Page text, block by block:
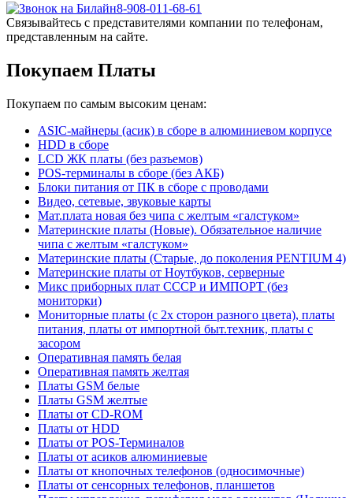
8-908-011-68-61
Связывайтесь с представителями компании по телефонам,
представленным на сайте.
Покупаем Платы
Покупаем по самым высоким ценам:
ASIC-майнеры (асик) в сборе в алюминиевом корпусе
HDD в сборе
LCD ЖК платы (без разъемов)
POS-терминалы в сборе (без АКБ)
Блоки питания от ПК в сборе с проводами
Видео, сетевые, звуковые карты
Мат.плата новая без чипа с желтым «галстуком»
Материнские платы (Новые). Обязательное наличие
чипа с желтым «галстуком»
Материнские платы (Старые, до поколения PENTIUM 4)
Материнские платы от Ноутбуков, серверные
Микс приборных плат СССР и ИМПОРТ (без
мониторки)
Мониторные платы (с 2х сторон разного цвета), платы
питания, платы от импортной быт.техник, платы с
засором
Оперативная память белая
Оперативная память желтая
Платы GSM белые
Платы GSM желтые
Платы от CD-ROM
Платы от HDD
Платы от POS-Терминалов
Платы от асиков алюминиевые
Платы от кнопочных телефонов (односимочные)
Платы от сенсорных телефонов, планшетов